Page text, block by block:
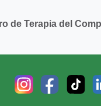
de Terapia del